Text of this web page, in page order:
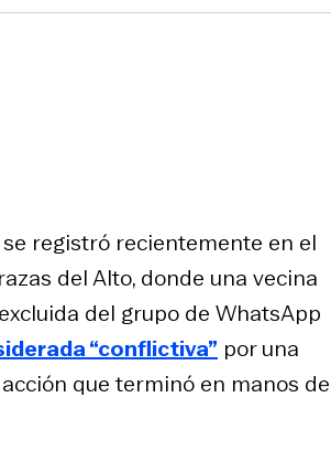
registró recientemente en el
del Alto, donde una vecina
del grupo de WhatsApp
“conflictiva” por una
que terminó en manos de